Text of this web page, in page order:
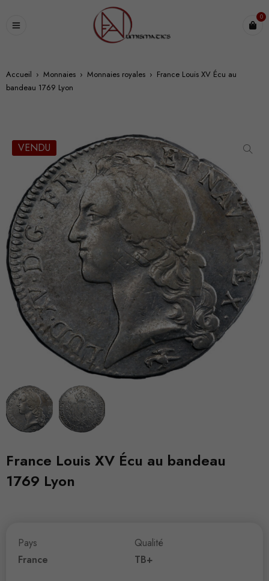
0
Accueil › Monnaies › Monnaies royales › France Louis XV Écu au
bandeau 1769 Lyon
VENDU
France Louis XV Écu au bandeau
1769 Lyon
Pays
France
Qualité
TB+